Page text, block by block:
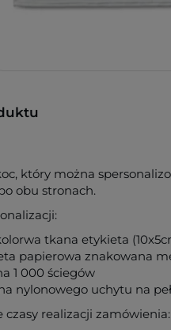
który można
obu stronach.
tkana etykieta
papierowa znakowana
1 000 ściegów
nylonowego uchytu na
czasy realizacji zamówienia: